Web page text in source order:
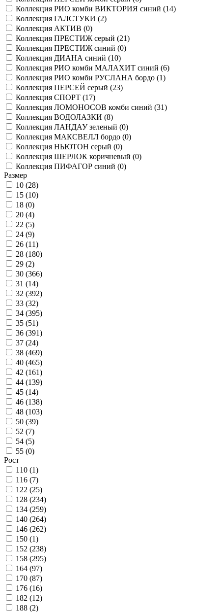
Коллекция РИО комби ВИКТОРИЯ синий (14)
Коллекция ГАЛСТУКИ (2)
Коллекция АКТИВ (0)
Коллекция ПРЕСТИЖ серый (21)
Коллекция ПРЕСТИЖ синий (0)
Коллекция ДИАНА синий (10)
Коллекция РИО комби МАЛАХИТ синий (6)
Коллекция РИО комби РУСЛАНА бордо (1)
Коллекция ПЕРСЕЙ серый (23)
Коллекция СПОРТ (17)
Коллекция ЛОМОНОСОВ комби синий (31)
Коллекция ВОДОЛАЗКИ (8)
Коллекция ЛАНДАУ зеленый (0)
Коллекция МАКСВЕЛЛ бордо (0)
Коллекция НЬЮТОН серый (0)
Коллекция ШЕРЛОК коричневый (0)
Коллекция ПИФАГОР синий (0)
Размер
10 (28)
15 (10)
18 (0)
20 (4)
22 (5)
24 (9)
26 (11)
28 (180)
29 (2)
30 (366)
31 (14)
32 (392)
33 (32)
34 (395)
35 (51)
36 (391)
37 (24)
38 (469)
40 (465)
42 (161)
44 (139)
45 (14)
46 (138)
48 (103)
50 (39)
52 (7)
54 (5)
55 (0)
Рост
110 (1)
116 (7)
122 (25)
128 (234)
134 (259)
140 (264)
146 (262)
150 (1)
152 (238)
158 (295)
164 (97)
170 (87)
176 (16)
182 (12)
188 (2)